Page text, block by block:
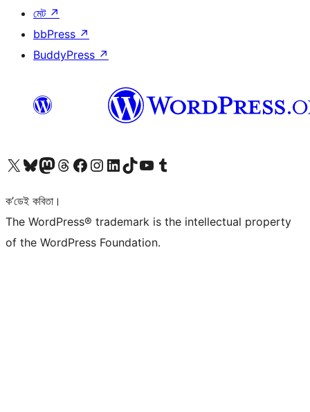
মেট ↗
bbPress ↗
BuddyPress ↗
আমাৰ X (আগৰ Twitter) একাউণ্টলৈ যাওকআমাৰ Bluesky একাউণ্টলৈ যাওকআমাৰ Mastodon একাউণ্টলৈ যাওকআমাৰ Threads একাউণ্টলৈ যাওকআমাৰ Facebook পৃষ্ঠালৈ যাওকআমাৰ Instagram একাউণ্টলৈ যাওকআমাৰ LinkedIn একাউণ্টলৈ যাওকআমাৰ TikTok একাউণ্টলৈ যাওকআমাৰ YouTube চেনেললৈ যাওকআমাৰ Tumblr একাউণ্টলৈ যাওক
ক’ডেই কবিতা।
The WordPress® trademark is the intellectual property
of the WordPress Foundation.